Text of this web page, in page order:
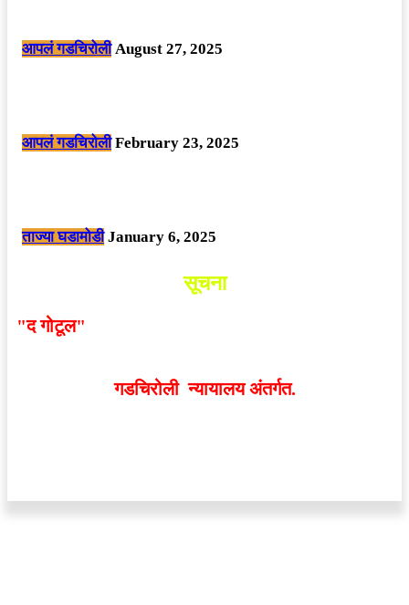
आपलं गडचिरोली August 27, 2025
आपलं गडचिरोली February 23, 2025
ताज्या घडामोडी January 6, 2025
सूचना
"द गोटूल"
गडचिरोली न्यायालय अंतर्गत.